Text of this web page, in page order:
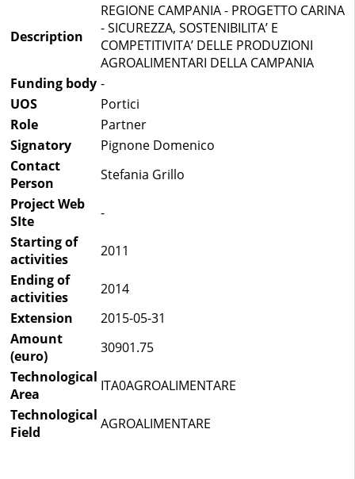
Description
REGIONE CAMPANIA - PROGETTO CARINA
- SICUREZZA, SOSTENIBILITA’ E
COMPETITIVITA’ DELLE PRODUZIONI
AGROALIMENTARI DELLA CAMPANIA
Funding body -
UOS
Portici
Role
Partner
Signatory
Pignone Domenico
Contact
Person
Stefania Grillo
Project Web
SIte
-
Starting of
activities
2011
Ending of
activities
2014
Extension
2015-05-31
Amount
(euro)
30901.75
Technological
Area
ITA0AGROALIMENTARE
Technological
Field
AGROALIMENTARE